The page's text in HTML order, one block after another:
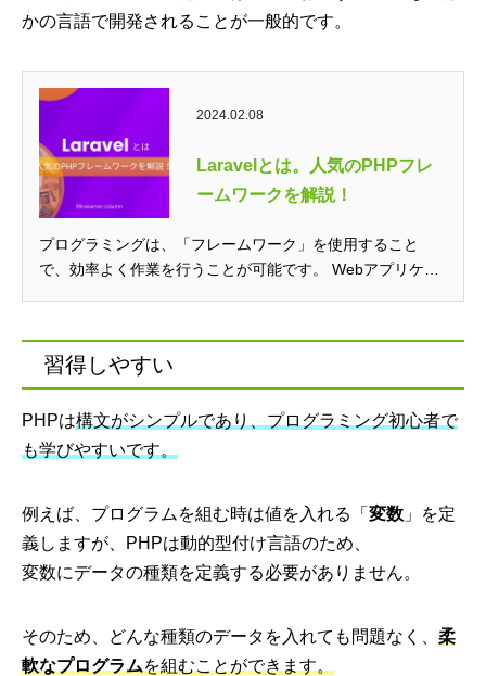
かの言語で開発されることが一般的です。
2024.02.08
Laravelとは。人気のPHPフレ
ームワークを解説！
プログラミングは、「フレームワーク」を使用すること
で、効率よく作業を行うことが可能です。 Webアプリケー
習得しやすい
PHPは構文がシンプルであり、プログラミング初心者で
も学びやすいです。
例えば、プログラムを組む時は値を入れる「 変数 」を定
義しますが、PHPは動的型付け言語のため、
変数にデータの種類を定義する必要がありません。
そのため、どんな種類のデータを入れても問題なく、 柔
軟なプログラムを組むことができます。